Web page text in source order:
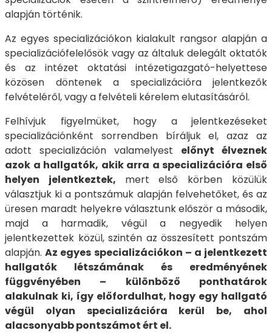
alapján történik.
Az egyes specializációkon kialakult rangsor alapján a
specializációfelelősök vagy az általuk delegált oktatók
és az intézet oktatási intézetigazgató-helyettese
közösen döntenek a specializációra jelentkezők
felvételéről, vagy a felvételi kérelem elutasításáról.
Felhívjuk figyelmüket, hogy a jelentkezéseket
specializációnként sorrendben bíráljuk el, azaz az
adott specializáción valamelyest előnyt élveznek
azok a hallgatók, akik arra a specializációra első
helyen jelentkeztek, mert első körben közülük
választjuk ki a pontszámuk alapján felvehetőket, és az
üresen maradt helyekre választunk először a második,
majd a harmadik, végül a negyedik helyen
jelentkezettek közül, szintén az összesített pontszám
alapján.Az egyes specializációkon – a jelentkezett
hallgatók létszámának és eredményének
függvényében – különböző ponthatárok
alakulnak ki, így előfordulhat, hogy egy hallgató
végül olyan specializációra kerül be, ahol
alacsonyabb pontszámot ért el.